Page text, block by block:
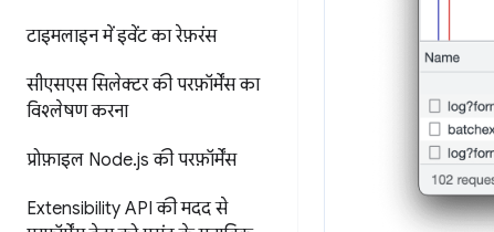
टाइमलाइन में इवेंट का रेफ़रंस
सीएसएस सिलेक्टर की परफ़ॉर्मेंस का
विश्लेषण करना
प्रोफ़ाइल Node.js की परफ़ॉर्मेंस
Extensibility API की मदद से